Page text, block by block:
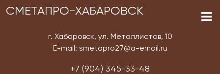
СМЕТАПРО-ХАБАРОВСК
г. Хабаровск, ул. Металлистов, 10
E-mail: smetapro27@a-email.ru
+7 (904) 345-33-48